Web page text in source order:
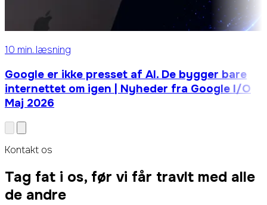
10 min. læsning
Google er ikke presset af AI. De bygger bare
internettet om igen | Nyheder fra Google I/O
Maj 2026
Kontakt os
Tag fat i os, før vi får travlt med alle
de andre